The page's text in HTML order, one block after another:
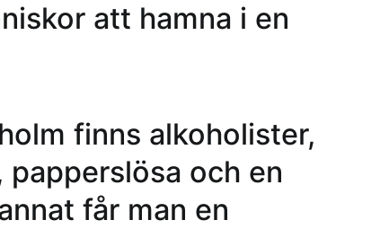
att hamna i en
finns alkoholister,
papperslösa och en
får man en